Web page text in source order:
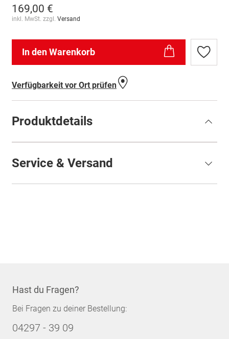
169,00 €
inkl. MwSt. zzgl. Versand
In den Warenkorb
Zur
Verfügbarkeit vor Ort prüfen
Produktdetails
Service & Versand
Hast du Fragen?
Bei Fragen zu deiner Bestellung:
04297 - 39 09